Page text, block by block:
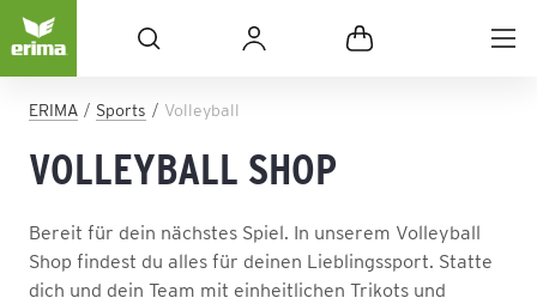
ERIMA Sports Volleyball
VOLLEYBALL SHOP
Bereit für dein nächstes Spiel. In unserem Volleyball
Shop findest du alles für deinen Lieblingssport. Statte
dich und dein Team mit einheitlichen Trikots und